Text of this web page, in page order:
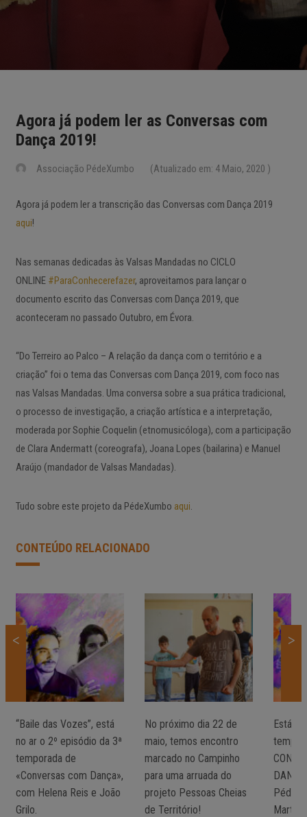
Agora já podem ler as Conversas com
Dança 2019!
Associação PédeXumbo (Atualizado em: 4 Maio, 2020 )
Agora já podem ler a transcrição das Conversas com Dança 2019
aqui!
Nas semanas dedicadas às Valsas Mandadas no CICLO
ONLINE #ParaConhecerefazer, aproveitamos para lançar o
documento escrito das Conversas com Dança 2019, que
aconteceram no passado Outubro, em Évora.
“Do Terreiro ao Palco – A relação da dança com o território e a
criação” foi o tema das Conversas com Dança 2019, com foco nas
nas Valsas Mandadas. Uma conversa sobre a sua prática tradicional,
o processo de investigação, a criação artística e a interpretação,
moderada por Sophie Coquelin (etnomusicóloga), com a participação
de Clara Andermatt (coreografa), Joana Lopes (bailarina) e Manuel
Araújo (mandador de Valsas Mandadas).
Tudo sobre este projeto da PédeXumbo aqui.
CONTEÚDO RELACIONADO
< >
“Baile das Vozes”, está
no ar o 2º episódio da 3ª
temporada de
«Conversas com Dança»,
com Helena Reis e João
Grilo.
No próximo dia 22 de
maio, temos encontro
marcado no Campinho
para uma arruada do
projeto Pessoas Cheias
de Território!
Está